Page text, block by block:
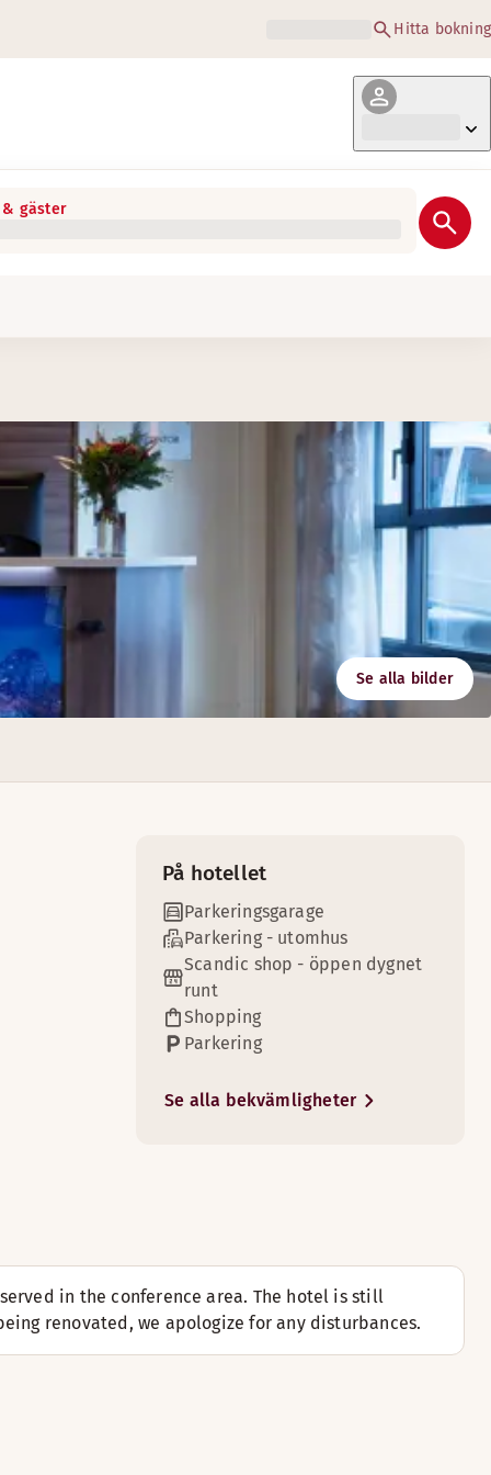
Hitta bokning
& gäster
Se alla bilder
På hotellet
Parkeringsgarage
Parkering - utomhus
Scandic shop - öppen dygnet
runt
Shopping
Parkering
Se alla bekvämligheter
in the conference area. The hotel is still
renovated, we apologize for any disturbances.
på ca. 100m2 i anslutning till
1